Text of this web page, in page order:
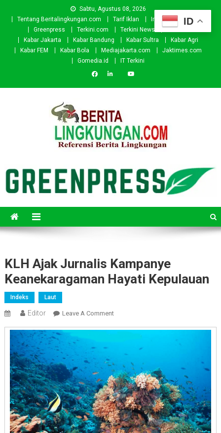
Sabtu, Agustus 08, 2026
Tentang Beritalingkungan.com
Tarif Iklan Investor
Donasi
Greenpress
Terkini.com Terkini News
Kabar.id
Kabar Jakarta
Kabar Bandung Kabar Sultra
Kabar Agri
Kabar FEM
Kabar Bola Mediajakarta.com
Jaktimes.com
Gomedia.id
IT Terkini
KLH Ajak Jurnalis Kampanye
Keanekaragaman Hayati Kepulauan
Indeks Laut
Editor Leave A CommentOn
Keanekaragaman
Hayati
Kepulauan
ID